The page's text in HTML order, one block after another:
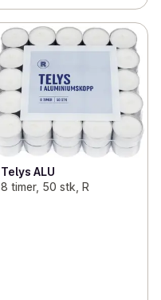
Telys ALU
8 timer, 50 stk, R